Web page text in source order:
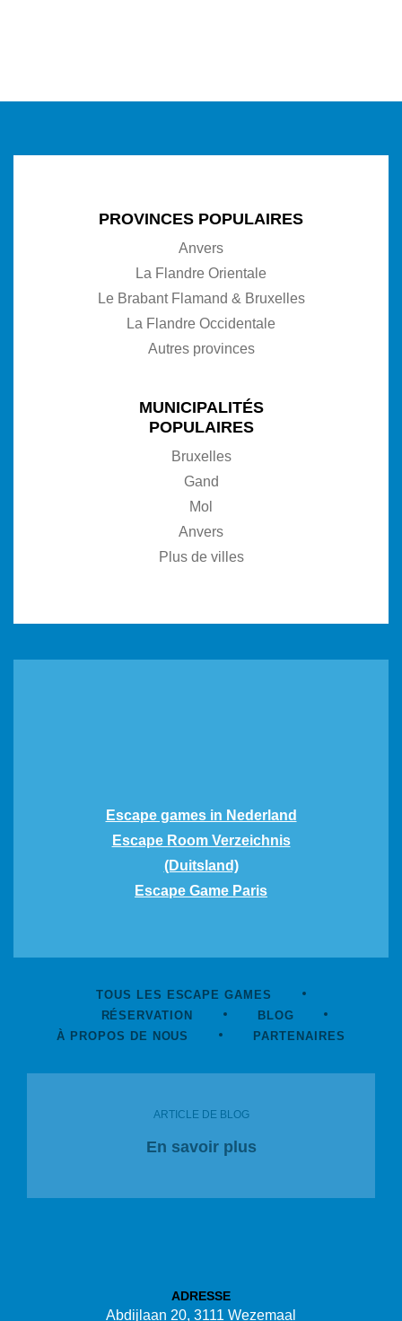
PROVINCES POPULAIRES
Anvers
La Flandre Orientale
Le Brabant Flamand & Bruxelles
La Flandre Occidentale
Autres provinces
MUNICIPALITÉS
POPULAIRES
Bruxelles
Gand
Mol
Anvers
Plus de villes
Escape games in Nederland
Escape Room Verzeichnis
(Duitsland)
Escape Game Paris
TOUS LES ESCAPE GAMES
RÉSERVATION
BLOG
À PROPOS DE NOUS
PARTENAIRES
ARTICLE DE BLOG
En savoir plus
ADRESSE
Abdijlaan 20, 3111 Wezemaal